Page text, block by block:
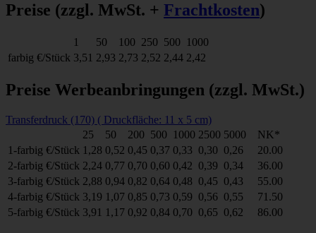
Preise (zzgl. MwSt. + Frachtkosten)
1 50 100 250 500
1000
farbig €/Stück 3,51 2,93 2,73 2,52 2,44 2,42
Preise Werbeanbringungen (zzgl. MwSt.)
Transferdruck (170) ( Druckfläche: 11 x 5 cm)
25
50 200 500 1000 2500 5000
NK*
1-farbig €/Stück 1,28 0,52 0,45 0,37 0,33 0,30 0,26
20.00
2-farbig €/Stück 2,24 0,77 0,70 0,60 0,42 0,39 0,34
36.00
3-farbig €/Stück 2,88 0,94 0,82 0,64 0,48 0,45 0,43
55.00
4-farbig €/Stück 3,19 1,07 0,85 0,73 0,59 0,56 0,55
71.50
5-farbig €/Stück 3,91 1,17 0,92 0,84 0,70 0,65 0,62 86.00